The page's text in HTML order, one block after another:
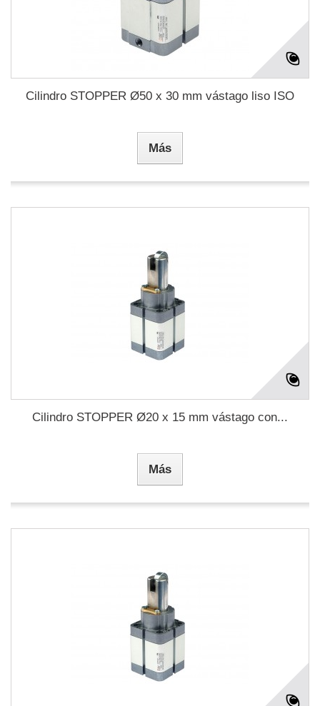
Cilindro STOPPER Ø50 x 30 mm vástago liso ISO
Más
Cilindro STOPPER Ø20 x 15 mm vástago con...
Más